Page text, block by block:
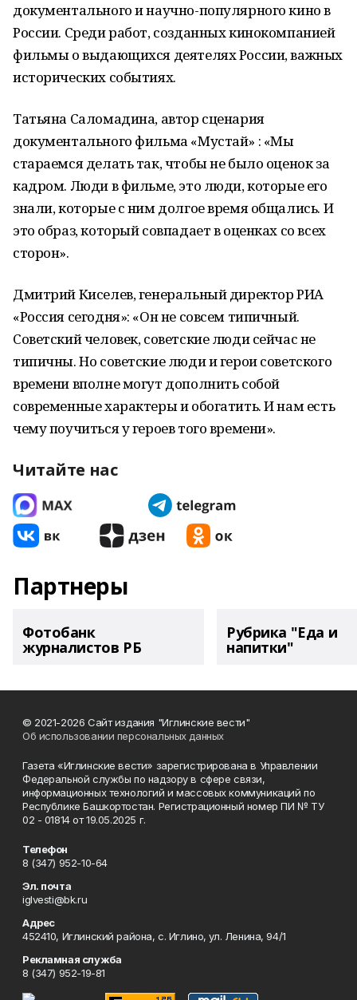
документального и научно-популярного кино в
России. Среди работ, созданных кинокомпанией
фильмы о выдающихся деятелях России, важных
исторических событиях.
Татьяна Саломадина, автор сценария
документального фильма «Мустай» : «Мы
стараемся делать так, чтобы не было оценок за
кадром. Люди в фильме, это люди, которые его
знали, которые с ним долгое время общались. И
это образ, который совпадает в оценках со всех
сторон».
Дмитрий Киселев, генеральный директор РИА
«Россия сегодня»: «Он не совсем типичный.
Советский человек, советские люди сейчас не
типичны. Но советские люди и герои советского
времени вполне могут дополнить собой
современные характеры и обогатить. И нам есть
чему поучиться у героев того времени».
Читайте нас
Партнеры
Фотобанк
журналистов РБ
Рубрика "Еда и
напитки"
© 2021-2026 Сайт издания "Иглинские вести"
Об использовании персональных данных
Газета «Иглинские вести» зарегистрирована в Управлении
Федеральной службы по надзору в сфере связи,
информационных технологий и массовых коммуникаций по
Республике Башкортостан. Регистрационный номер ПИ № ТУ
02 - 01814 от 19.05.2025 г.
Телефон
8 (347) 952-10-64
Эл. почта
iglvesti@bk.ru
Адрес
452410, Иглинский района, с. Иглино, ул. Ленина, 94/1
Рекламная служба
8 (347) 952-19-81